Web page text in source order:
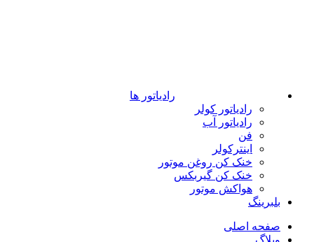
رادیاتور ها
رادیاتور کولر
رادیاتور آب
فن
اینترکولر
خنک کن روغن موتور
خنک کن گیربکس
هواکش موتور
بلبرینگ
صفحه اصلی
وبلاگ